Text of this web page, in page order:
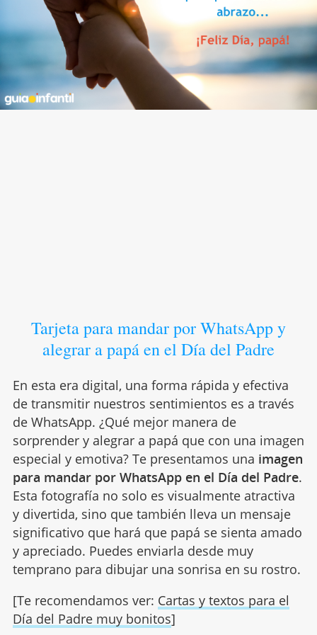
Tarjeta para mandar por WhatsApp y
alegrar a papá en el Día del Padre
En esta era digital, una forma rápida y efectiva
de transmitir nuestros sentimientos es a través
de WhatsApp. ¿Qué mejor manera de
sorprender y alegrar a papá que con una imagen
especial y emotiva? Te presentamos una imagen
para mandar por WhatsApp en el Día del Padre.
Esta fotografía no solo es visualmente atractiva
y divertida, sino que también lleva un mensaje
significativo que hará que papá se sienta amado
y apreciado. Puedes enviarla desde muy
temprano para dibujar una sonrisa en su rostro.
[Te recomendamos ver: Cartas y textos para el
Día del Padre muy bonitos]